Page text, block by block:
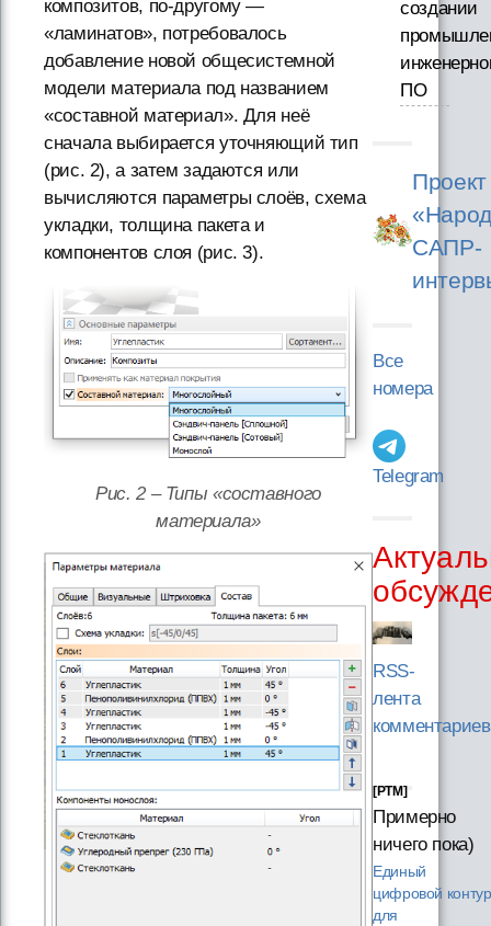
композитов, по-другому —
«ламинатов», потребовалось
добавление новой общесистемной
модели материала под названием
«составной материал». Для неё
сначала выбирается уточняющий тип
(рис. 2), а затем задаются или
вычисляются параметры слоёв, схема
укладки, толщина пакета и
компонентов слоя (рис. 3).
Рис. 2 – Типы «составного
материала»
создании
ПО
Проект
САПР-
Все
номера
Telegram
RSS-
лента
комментариев
[PTM]
Примерно
ничего пока)
Единый
цифровой контур
для